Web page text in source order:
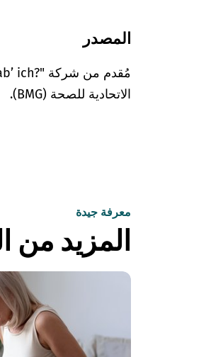
المصدر
الاتحادية للصحة (BMG).
معرفة جيدة
المزيد من